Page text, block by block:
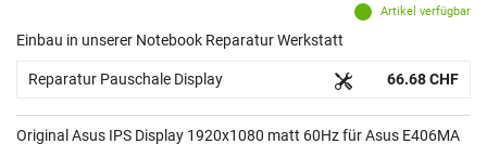
Artikel verfügbar
Einbau in unserer Notebook Reparatur Werkstatt
Reparatur Pauschale Display 66.68 CHF
Original Asus IPS Display 1920x1080 matt 60Hz für Asus E406MA